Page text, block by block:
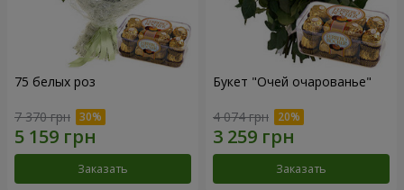
75 белых роз
7 370 грн
Заказать
Букет "Очей очарованье"
4 074 грн
Заказать